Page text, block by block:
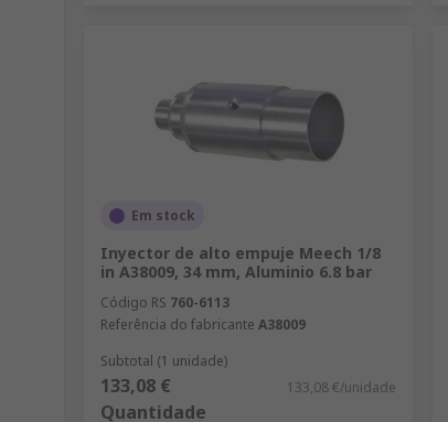
Em stock
Inyector de alto empuje Meech 1/8
in A38009, 34 mm, Aluminio 6.8 bar
Código RS 760-6113
Referência do fabricante A38009
Subtotal (1 unidade)
133,08 € 133,08 €/unidade
Quantidade